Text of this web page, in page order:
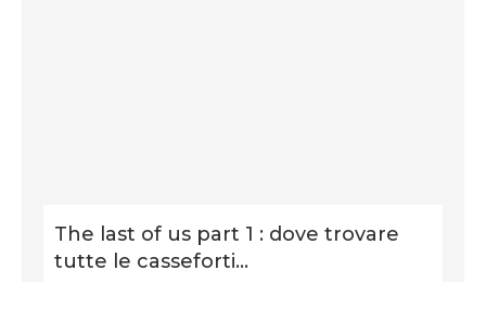
The last of us part 1 : dove trovare
tutte le casseforti...